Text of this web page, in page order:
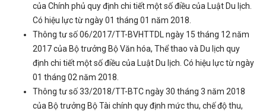
của Chính phủ quy định chi tiết một số điều của Luật Du lịch.
Có hiệu lực từ ngày 01 tháng 01 năm 2018.
Thông tư số 06/2017/TT-BVHTTDL ngày 15 tháng 12 năm
2017 của Bộ trưởng Bộ Văn hóa, Thể thao và Du lịch quy
định chi tiết một số điều của Luật Du lịch. Có hiệu lực từ ngày
01 tháng 02 năm 2018.
Thông tư số 33/2018/TT-BTC ngày 30 tháng 3 năm 2018
của Bộ trưởng Bộ Tài chính quy định mức thu, chế độ thu,